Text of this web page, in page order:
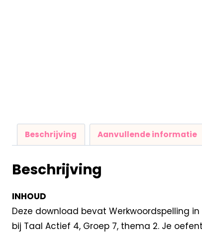
Beschrijving Aanvullende informatie
Beschrijving
INHOUD
Deze download bevat Werkwoordspelling
bij Taal Actief 4, Groep 7, thema 2. Je